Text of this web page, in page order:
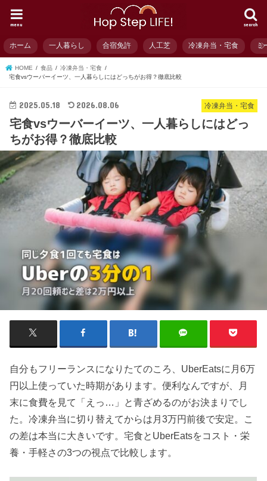
search
menu
ホーム 一人暮らし 合宿免許 人工芝 冷凍弁当・宅食 ミ
HOME 食品
冷凍弁当・宅食
宅食vsウーバーイーツ、一人暮らしにはどっちがお得？徹底比較
冷凍弁当・宅食
2025.05.18 2026.08.06
宅食vsウーバーイーツ、一人暮らしにはどっ
ちがお得？徹底比較
自分もフリーランスになりたてのころ、UberEatsに月6万
円以上使っていた時期があります。便利なんですが、月
末に食費を見て「えっ…」と青ざめるのがお決まりでし
た。冷凍弁当に切り替えてからは月3万円前後で安定。こ
の差は本当に大きいです。宅食とUberEatsをコスト・栄
養・手軽さの3つの視点で比較します。